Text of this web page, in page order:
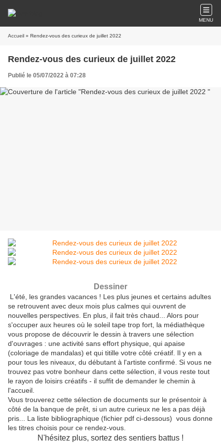
MENU
Accueil » Rendez-vous des curieux de juillet 2022
Rendez-vous des curieux de juillet 2022
Publié le 05/07/2022 à 07:28
Dessiner
L'été, les grandes vacances ! Les plus jeunes et certains adultes
se retrouvent avec deux mois plus calmes qui ouvrent de
nouvelles perspectives. En plus, il fait très chaud... Alors pour
s'occuper aux heures où le soleil tape trop fort, la médiathèque
vous propose de découvrir le dessin à travers une sélection
d'ouvrages : une activité sans effort physique, qui apaise
(coloriage de mandalas) et qui titille votre côté créatif. Il y en a
pour tous les niveaux, du débutant à l'artiste confirmé. Si vous ne
trouvez pas votre bonheur dans cette sélection, il vous reste tout
le rayon de loisirs créatifs - il suffit de demander le chemin à
l'accueil.
Vous trouverez cette sélection de documents sur le présentoir à
côté de la banque de prêt, si un autre curieux ne les a pas déjà
pris... La liste bibliographique (fichier pdf ci-dessous) vous donne
les titres choisis pour ce rendez-vous.
N'hésitez plus, sortez des sentiers battus !